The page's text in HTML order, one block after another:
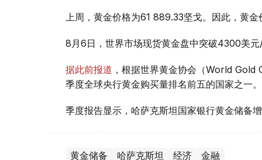
上周，黄金价格为61 889.33坚戈。因此，黄
8月6日，世界市场现货黄金盘中突破4300美元
据此前报道 ，根据世界黄金协会（World
季度全球央行黄金购买量排名前五的国家之一。
季度报告显示，哈萨克斯坦国家银行黄金储备增
黄金储备 哈萨克斯坦 经济 金融